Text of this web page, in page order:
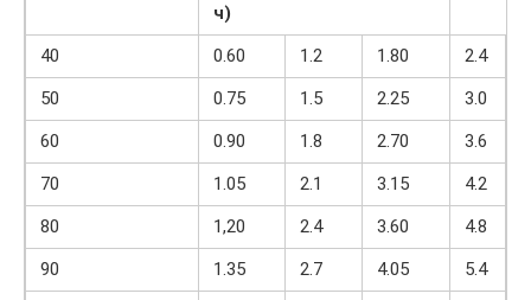
ч)
40
0.60 1.2 1.80
2.4
50
0.75 1.5 2.25
3.0
60
0.90 1.8 2.70
3.6
70
1.05 2.1 3.15
4.2
80
1,20 2.4 3.60
4.8
90
1.35 2.7 4.05
5.4